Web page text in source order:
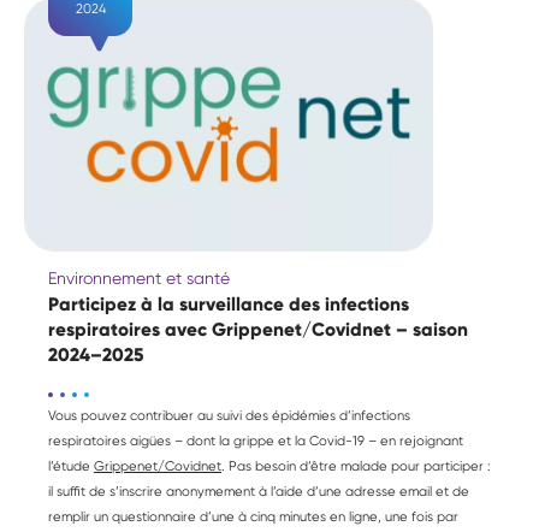
2024
Environnement et santé
Participez à la surveillance des infections
respiratoires avec Grippenet/Covidnet – saison
2024–2025
Vous pouvez contribuer au suivi des épidémies d’infections
respiratoires aigües – dont la grippe et la Covid-19 – en rejoignant
l’étude Grippenet/Covidnet. Pas besoin d’être malade pour participer :
il suffit de s’inscrire anonymement à l’aide d’une adresse email et de
remplir un questionnaire d’une à cinq minutes en ligne, une fois par